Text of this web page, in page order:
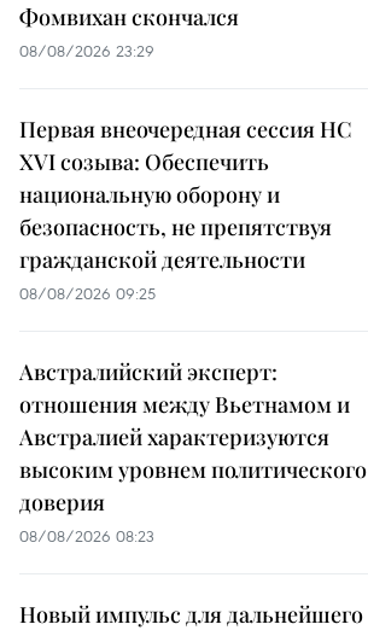
Фомвихан скончался
08/08/2026 23:29
Первая внеочередная сессия НС
XVI созыва: Обеспечить
национальную оборону и
безопасность, не препятствуя
гражданской деятельности
08/08/2026 09:25
Австралийский эксперт:
отношения между Вьетнамом и
Австралией характеризуются
высоким уровнем политического
доверия
08/08/2026 08:23
Новый импульс для дальнейшего